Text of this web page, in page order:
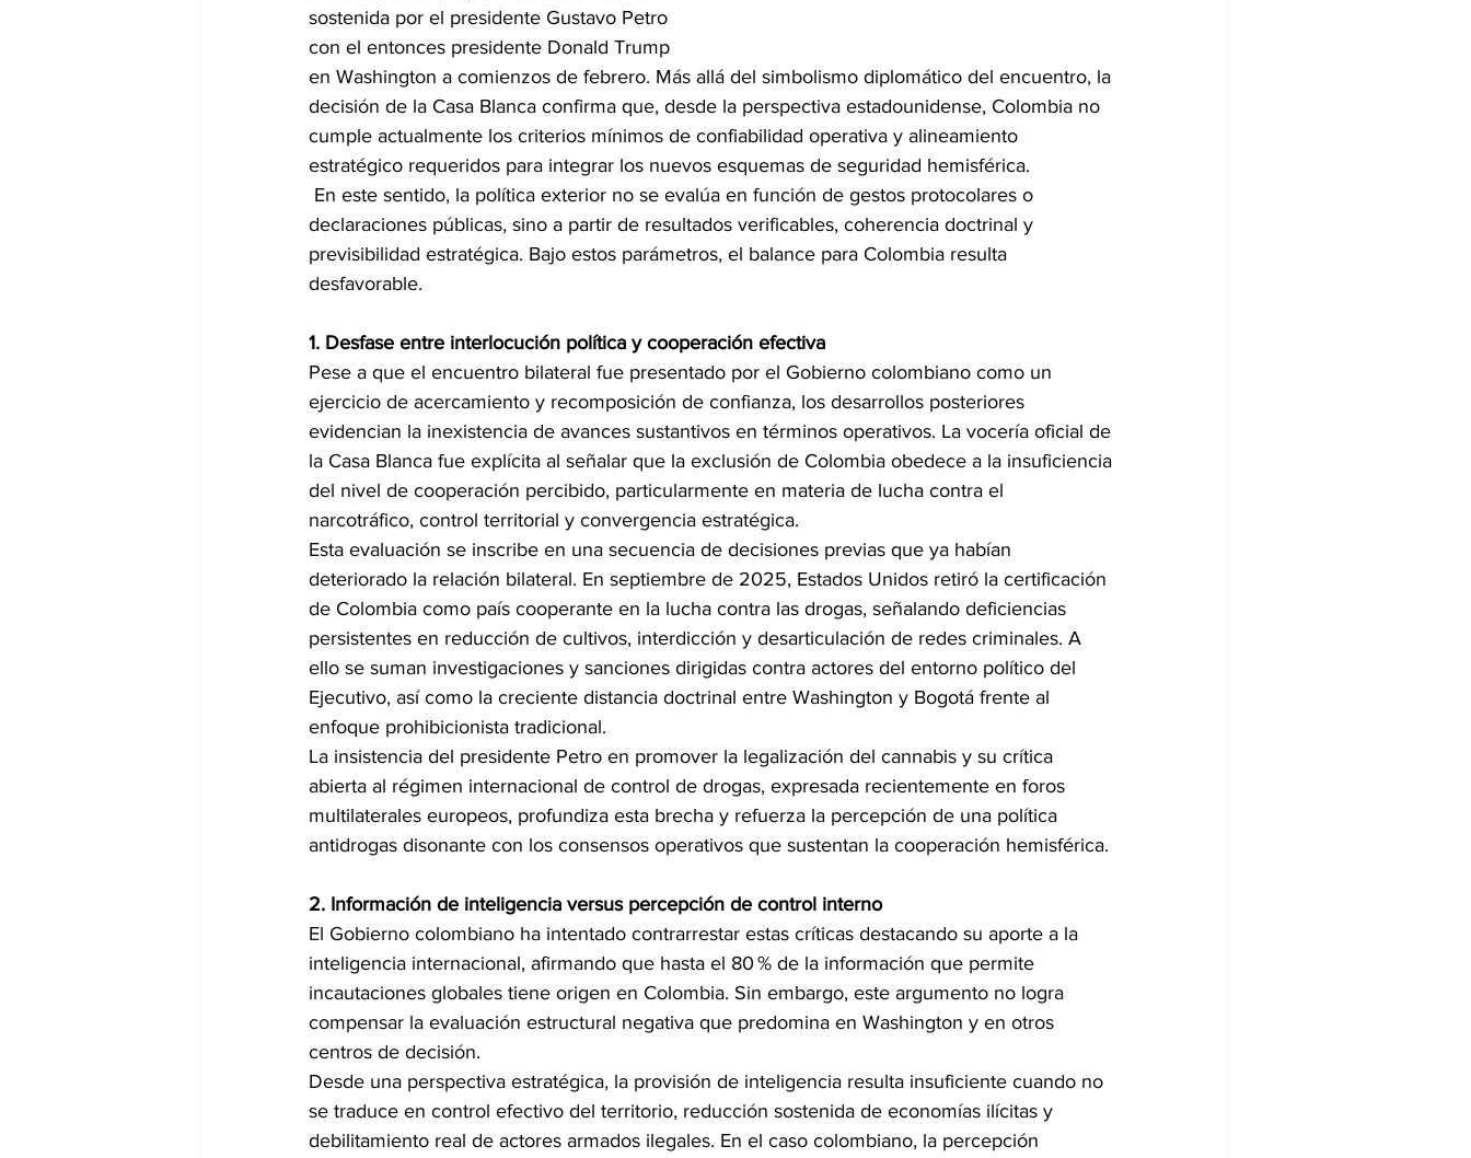
sostenida por el presidente Gustavo Petro
con el entonces presidente Donald Trump
en Washington a comienzos de febrero. Más allá del simbolismo diplomático del encuentro, la
decisión de la Casa Blanca confirma que, desde la perspectiva estadounidense, Colombia no
cumple actualmente los criterios mínimos de confiabilidad operativa y alineamiento
estratégico requeridos para integrar los nuevos esquemas de seguridad hemisférica.
En este sentido, la política exterior no se evalúa en función de gestos protocolares o
declaraciones públicas, sino a partir de resultados verificables, coherencia doctrinal y
previsibilidad estratégica. Bajo estos parámetros, el balance para Colombia resulta
desfavorable.
1. Desfase entre interlocución política y cooperación efectiva
Pese a que el encuentro bilateral fue presentado por el Gobierno colombiano como un
ejercicio de acercamiento y recomposición de confianza, los desarrollos posteriores
evidencian la inexistencia de avances sustantivos en términos operativos. La vocería oficial de
la Casa Blanca fue explícita al señalar que la exclusión de Colombia obedece a la insuficiencia
del nivel de cooperación percibido, particularmente en materia de lucha contra el
narcotráfico, control territorial y convergencia estratégica.
Esta evaluación se inscribe en una secuencia de decisiones previas que ya habían
deteriorado la relación bilateral. En septiembre de 2025, Estados Unidos retiró la certificación
de Colombia como país cooperante en la lucha contra las drogas, señalando deficiencias
persistentes en reducción de cultivos, interdicción y desarticulación de redes criminales. A
ello se suman investigaciones y sanciones dirigidas contra actores del entorno político del
Ejecutivo, así como la creciente distancia doctrinal entre Washington y Bogotá frente al
enfoque prohibicionista tradicional.
La insistencia del presidente Petro en promover la legalización del cannabis y su crítica
abierta al régimen internacional de control de drogas, expresada recientemente en foros
multilaterales europeos, profundiza esta brecha y refuerza la percepción de una política
antidrogas disonante con los consensos operativos que sustentan la cooperación hemisférica.
2. Información de inteligencia versus percepción de control interno
El Gobierno colombiano ha intentado contrarrestar estas críticas destacando su aporte a la
inteligencia internacional, afirmando que hasta el 80 % de la información que permite
incautaciones globales tiene origen en Colombia. Sin embargo, este argumento no logra
compensar la evaluación estructural negativa que predomina en Washington y en otros
centros de decisión.
Desde una perspectiva estratégica, la provisión de inteligencia resulta insuficiente cuando no
se traduce en control efectivo del territorio, reducción sostenida de economías ilícitas y
debilitamiento real de actores armados ilegales. En el caso colombiano, la percepción